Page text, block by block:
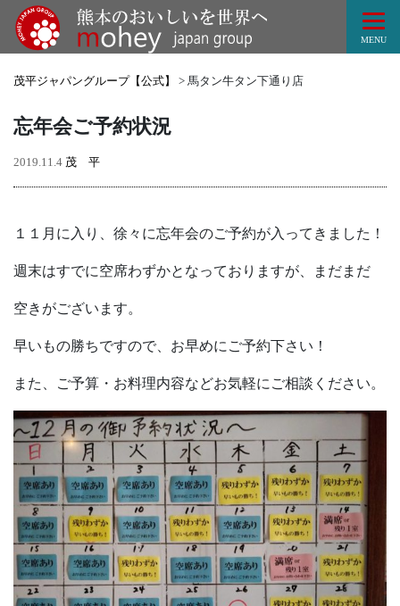
MENU
茂平ジャパングループ【公式】 > 馬タン牛タン下通り店
忘年会ご予約状況
2019.11.4 茂 平
１１月に入り、徐々に忘年会のご予約が入ってきました！
週末はすでに空席わずかとなっておりますが、まだまだ
空きがございます。
早いもの勝ちですので、お早めにご予約下さい！
また、ご予算・お料理内容などお気軽にご相談ください。